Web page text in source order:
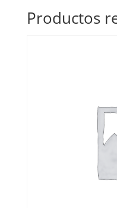
Productos